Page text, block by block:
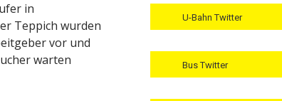
in
Teppich wurden
vor und
warten
U-Bahn Twitter
Bus Twitter